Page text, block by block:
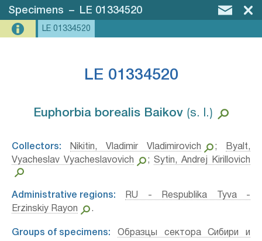
Specimens – LE 01334520
LE 01334520
LE 01334520
Euphorbia borealis Baikov⁣ ⟮s. l.⟯
Collectors: Nikitin, Vladimir Vladimirovich ;
Byalt,
Vyacheslav Vyacheslavovich
; Sytin, Andrej Kirillovich
Administrative regions:
RU - Respublika Tyva -
Erzinskiy Rayon
.
Groups of specimens:
Образцы сектора Сибири и